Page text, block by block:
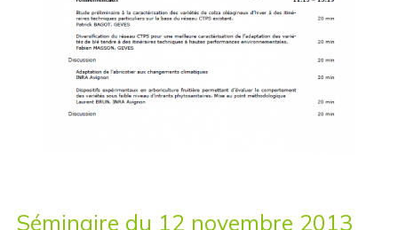
Séminaire du 12 novembre 2013